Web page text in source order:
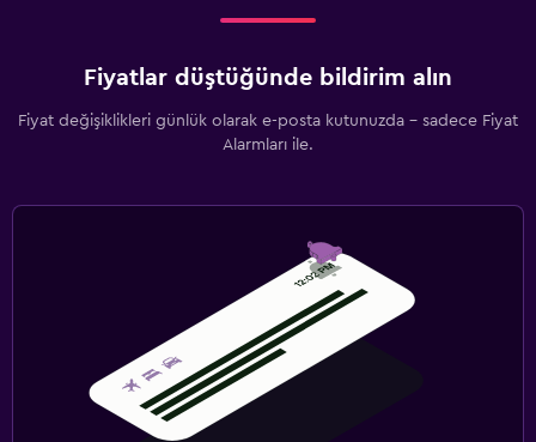
Fiyatlar düştüğünde bildirim alın
Fiyat değişiklikleri günlük olarak e-posta kutunuzda - sadece Fiyat
Alarmları ile.